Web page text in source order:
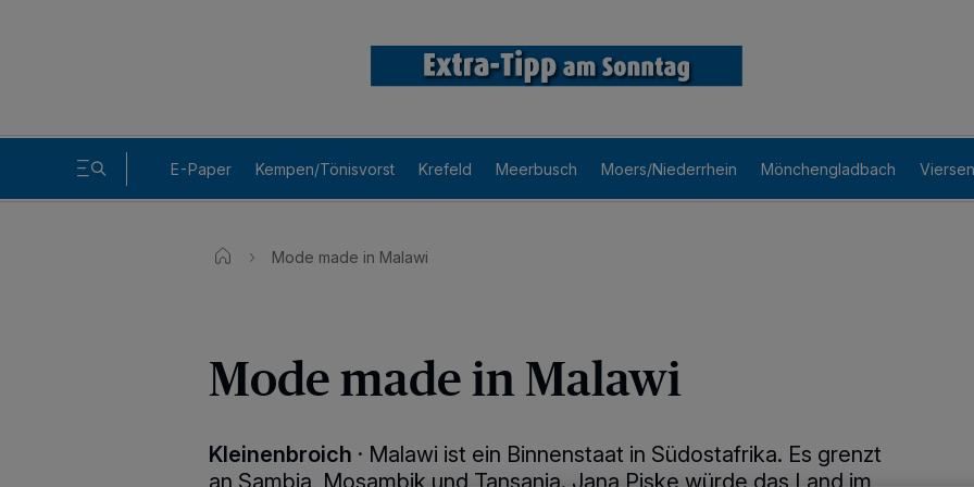
E-Paper Kempen/Tönisvorst Krefeld Meerbusch Moers/Niederrhein Mönchengladbach Viersen
Mode made in Malawi
Mode made in Malawi
Kleinenbroich · Malawi ist ein Binnenstaat in Südostafrika. Es grenzt
an Sambia, Mosambik und Tansania. Jana Piske würde das Land im